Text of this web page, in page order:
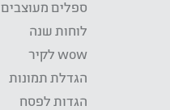
ספלים מעוצבים
לוחות שנה
wow לקיר
הגדלת תמונות
הגדות לפסח